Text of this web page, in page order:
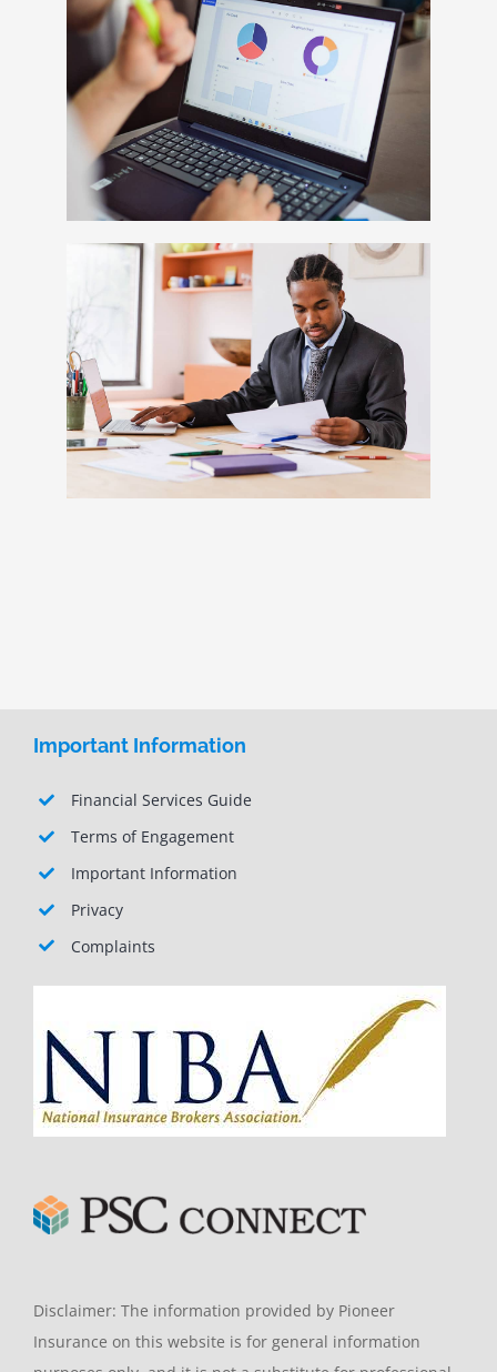
Important Information
Financial Services Guide
Terms of Engagement
Important Information
Privacy
Complaints
Disclaimer: The information provided by Pioneer
Insurance on this website is for general information